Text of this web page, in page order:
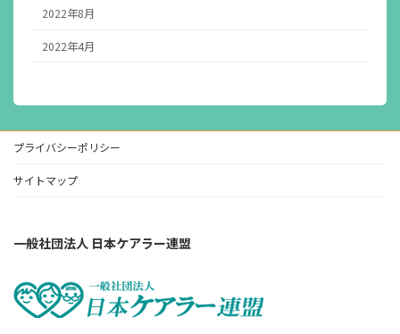
2022年8月
2022年4月
プライバシーポリシー
サイトマップ
一般社団法人 日本ケアラー連盟